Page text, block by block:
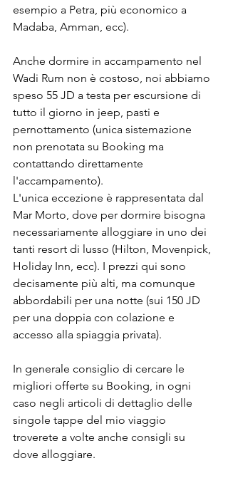
esempio a Petra, più economico a
Madaba, Amman, ecc).
Anche dormire in accampamento nel
Wadi Rum non è costoso, noi abbiamo
speso 55 JD a testa per escursione di
tutto il giorno in jeep, pasti e
pernottamento (unica sistemazione
non prenotata su Booking ma
contattando direttamente
l'accampamento).
L'unica eccezione è rappresentata dal
Mar Morto, dove per dormire bisogna
necessariamente alloggiare in uno dei
tanti resort di lusso (Hilton, Movenpick,
Holiday Inn, ecc). I prezzi qui sono
decisamente più alti, ma comunque
abbordabili per una notte (sui 150 JD
per una doppia con colazione e
accesso alla spiaggia privata).
In generale consiglio di cercare le
migliori offerte su Booking, in ogni
caso negli articoli di dettaglio delle
singole tappe del mio viaggio
troverete a volte anche consigli su
dove alloggiare.